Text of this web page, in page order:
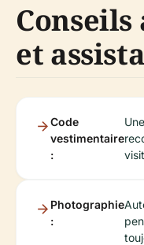
et
Code
vestimentaire
:
Photographie
: